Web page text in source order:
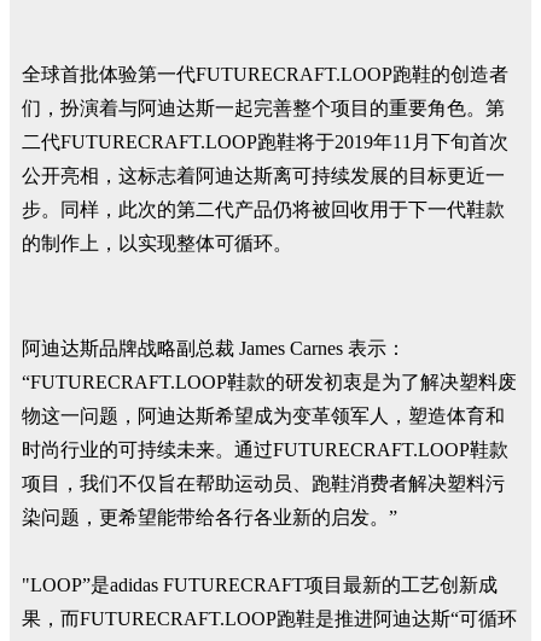
全球首批体验第一代FUTURECRAFT.LOOP跑鞋的创造者
们，扮演着与阿迪达斯一起完善整个项目的重要角色。第
二代FUTURECRAFT.LOOP跑鞋将于2019年11月下旬首次
公开亮相，这标志着阿迪达斯离可持续发展的目标更近一
步。同样，此次的第二代产品仍将被回收用于下一代鞋款
的制作上，以实现整体可循环。
阿迪达斯品牌战略副总裁 James Carnes 表示：
“FUTURECRAFT.LOOP鞋款的研发初衷是为了解决塑料废
物这一问题，阿迪达斯希望成为变革领军人，塑造体育和
时尚行业的可持续未来。通过FUTURECRAFT.LOOP鞋款
项目，我们不仅旨在帮助运动员、跑鞋消费者解决塑料污
染问题，更希望能带给各行各业新的启发。”
"LOOP”是adidas FUTURECRAFT项目最新的工艺创新成
果，而FUTURECRAFT.LOOP跑鞋是推进阿迪达斯“可循环